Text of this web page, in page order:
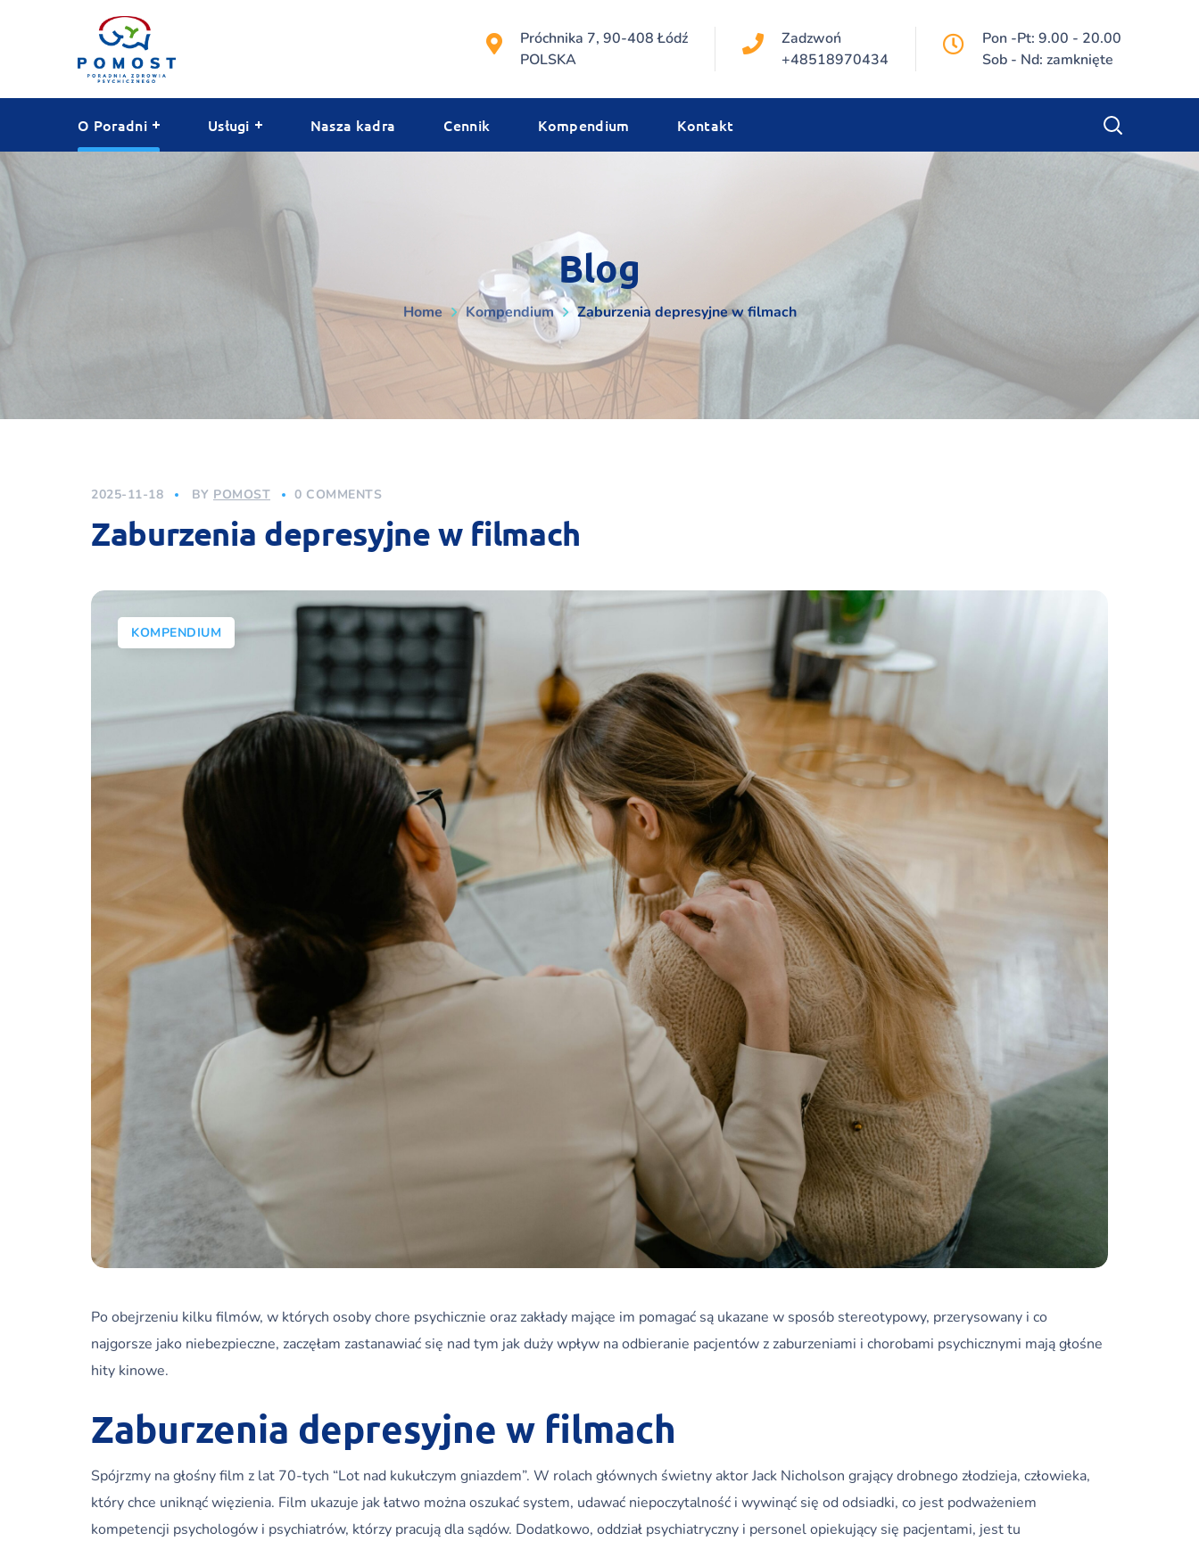
Próchnika 7, 90-408 Łódź
POLSKA
Zadzwoń
+48518970434
Pon -Pt: 9.00 - 20.00
Sob - Nd: zamknięte
O Poradni Usługi Nasza kadra Cennik Kompendium Kontakt
Blog
Home Kompendium Zaburzenia depresyjne w filmach
2025-11-18 BY POMOST 0 COMMENTS
Zaburzenia depresyjne w filmach
KOMPENDIUM
Po obejrzeniu kilku filmów, w których osoby chore psychicznie oraz zakłady mające im pomagać są ukazane w sposób stereotypowy, przerysowany i co
najgorsze jako niebezpieczne, zaczęłam zastanawiać się nad tym jak duży wpływ na odbieranie pacjentów z zaburzeniami i chorobami psychicznymi mają głośne
hity kinowe.
Zaburzenia depresyjne w filmach
Spójrzmy na głośny film z lat 70-tych “Lot nad kukułczym gniazdem”. W rolach głównych świetny aktor Jack Nicholson grający drobnego złodzieja, człowieka,
który chce uniknąć więzienia. Film ukazuje jak łatwo można oszukać system, udawać niepoczytalność i wywinąć się od odsiadki, co jest podważeniem
kompetencji psychologów i psychiatrów, którzy pracują dla sądów. Dodatkowo, oddział psychiatryczny i personel opiekujący się pacjentami, jest tu